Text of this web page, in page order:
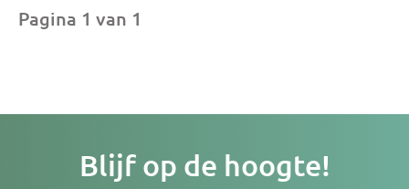
Pagina 1 van 1
Blijf op de hoogte!